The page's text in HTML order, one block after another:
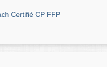
Certifié CP FFP